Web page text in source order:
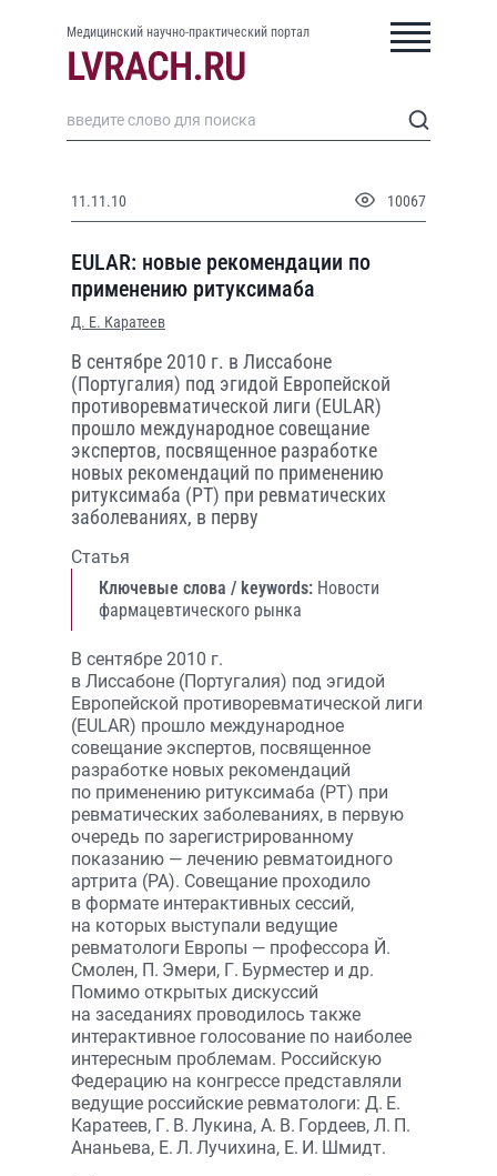
Медицинский научно-практический портал
11.11.10 10067
EULAR: новые рекомендации по
применению ритуксимаба
Д. Е. Каратеев
В сентябре 2010 г. в Лиссабоне
(Португалия) под эгидой Европейской
противоревматической лиги (EULAR)
прошло международное совещание
экспертов, посвященное разработке
новых рекомендаций по применению
ритуксимаба (РТ) при ревматических
заболеваниях, в перву
Статья
Ключевые слова / keywords: Новости
фармацевтического рынка
В сентябре 2010 г.
в Лиссабоне (Португалия) под эгидой
Европейской противоревматической лиги
(EULAR) прошло международное
совещание экспертов, посвященное
разработке новых рекомендаций
по применению ритуксимаба (РТ) при
ревматических заболеваниях, в первую
очередь по зарегистрированному
показанию — лечению ревматоидного
артрита (РА). Совещание проходило
в формате интерактивных сессий,
на которых выступали ведущие
ревматологи Европы — профессора Й.
Смолен, П. Эмери, Г. Бурместер и др.
Помимо открытых дискуссий
на заседаниях проводилось также
интерактивное голосование по наиболее
интересным проблемам. Российскую
Федерацию на конгрессе представляли
ведущие российские ревматологи: Д. Е.
Каратеев, Г. В. Лукина, А. В. Гордеев, Л. П.
Ананьева, Е. Л. Лучихина, Е. И. Шмидт.